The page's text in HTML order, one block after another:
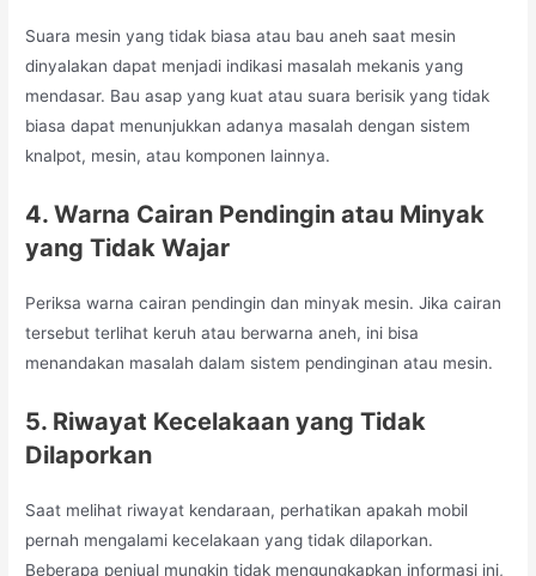
Suara mesin yang tidak biasa atau bau aneh saat mesin
dinyalakan dapat menjadi indikasi masalah mekanis yang
mendasar. Bau asap yang kuat atau suara berisik yang tidak
biasa dapat menunjukkan adanya masalah dengan sistem
knalpot, mesin, atau komponen lainnya.
4. Warna Cairan Pendingin atau Minyak
yang Tidak Wajar
Periksa warna cairan pendingin dan minyak mesin. Jika cairan
tersebut terlihat keruh atau berwarna aneh, ini bisa
menandakan masalah dalam sistem pendinginan atau mesin.
5. Riwayat Kecelakaan yang Tidak
Dilaporkan
Saat melihat riwayat kendaraan, perhatikan apakah mobil
pernah mengalami kecelakaan yang tidak dilaporkan.
Beberapa penjual mungkin tidak mengungkapkan informasi ini,